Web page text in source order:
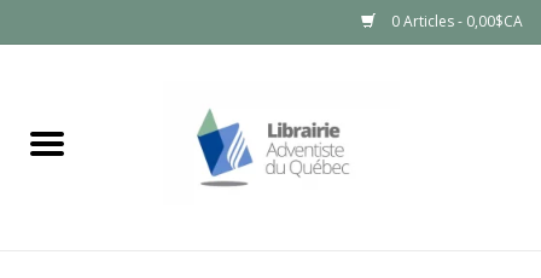
0 Articles - 0,00$CA